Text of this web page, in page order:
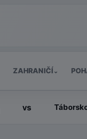
ZAHRANIČÍ ⌄
vs